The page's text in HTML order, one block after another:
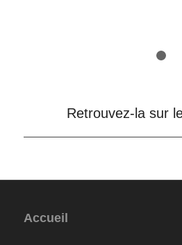
Retrouvez-la sur
Accueil